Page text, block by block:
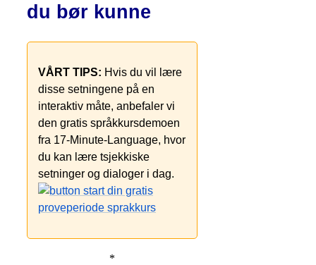
du bør kunne
VÅRT TIPS: Hvis du vil lære
disse setningene på en
interaktiv måte, anbefaler vi
den gratis språkkursdemoen
fra 17-Minute-Language, hvor
du kan lære tsjekkiske
setninger og dialoger i dag.
*